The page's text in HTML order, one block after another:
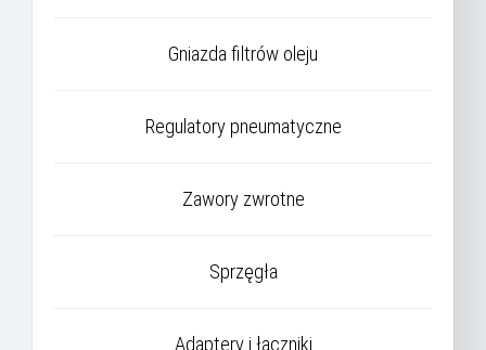
Gniazda filtrów oleju
Regulatory pneumatyczne
Zawory zwrotne
Sprzęgła
Adaptery i łączniki